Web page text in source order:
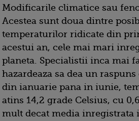
Modificarile climatice sau
Acestea sunt doua dintre
temperaturilor ridicate din
acestui an, cele mai mari
planeta. Specialistii inca mai
hazardeaza sa dea un
din ianuarie pana in iunie,
atins 14,2 grade Celsius, cu
mult decat media inregistrata